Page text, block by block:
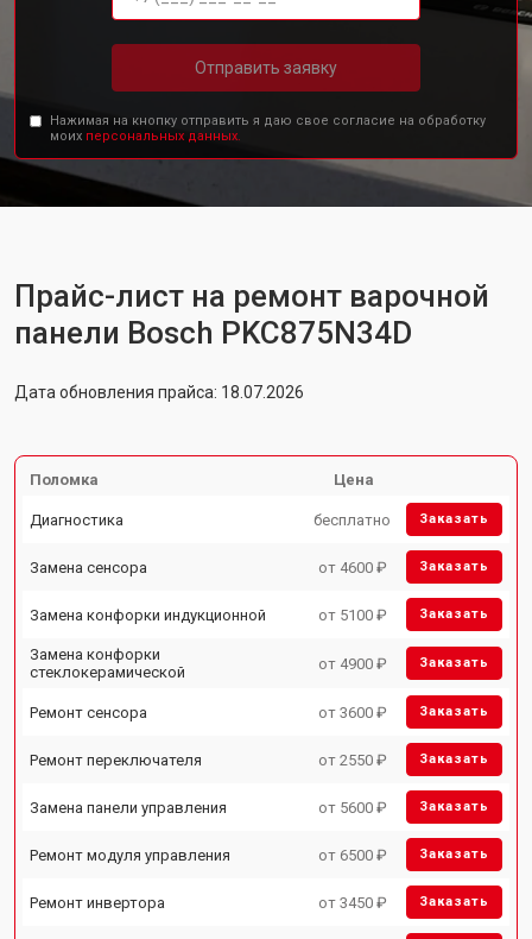
Отправить заявку
Нажимая на кнопку отправить я даю свое согласие на обработку
моих персональных данных.
Прайс-лист на ремонт варочной
панели Bosch PKC875N34D
Дата обновления прайса: 18.07.2026
Поломка Цена
Диагностика бесплатно Заказать
Замена сенсора от 4600 ₽ Заказать
Замена конфорки индукционной от 5100 ₽ Заказать
Замена конфорки
стеклокерамической
от 4900 ₽ Заказать
Ремонт сенсора от 3600 ₽ Заказать
Ремонт переключателя от 2550 ₽ Заказать
Замена панели управления от 5600 ₽ Заказать
Ремонт модуля управления от 6500 ₽ Заказать
Ремонт инвертора от 3450 ₽ Заказать